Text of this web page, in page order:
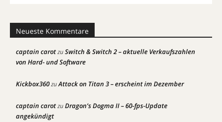
Neueste Kommentare
captain carotzuSwitch & Switch 2 – aktuelle Verkaufszahlen
von Hard- und Software
Kickbox360zuAttack on Titan 3 – erscheint im Dezember
captain carotzuDragon’s Dogma II – 60-fps-Update
angekündigt